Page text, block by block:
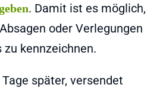
. Damit ist es möglich,
oder Verlegungen
zu kennzeichnen.
später, versendet